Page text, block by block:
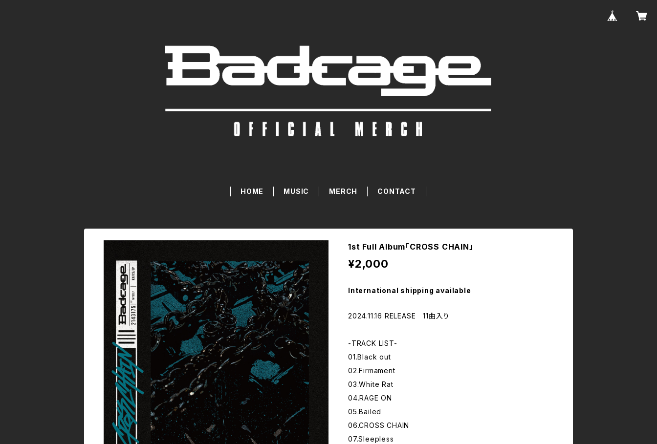
HOME MUSIC MERCH CONTACT
1st Full Album「CROSS CHAIN」
¥2,000
International shipping available
2024.11.16 RELEASE 11曲入り
-TRACK LIST-
01.Black out
02.Firmament
03.White Rat
04.RAGE ON
05.Bailed
06.CROSS CHAIN
07.Sleepless